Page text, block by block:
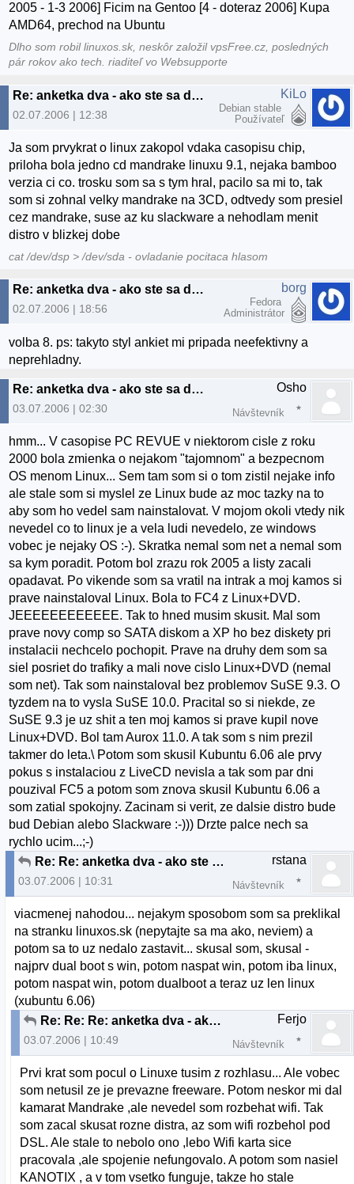
2005 - 1-3 2006] Ficim na Gentoo [4 - doteraz 2006] Kupa
AMD64, prechod na Ubuntu
Dlho som robil linuxos.sk, neskôr založil vpsFree.cz, posledných
pár rokov ako tech. riaditeľ vo Websupporte
Re: anketka dva - ako ste sa dostali k linuxu? :)
02.07.2006 | 12:38
KiLo
Debian stable
Používateľ
Ja som prvykrat o linux zakopol vdaka casopisu chip,
priloha bola jedno cd mandrake linuxu 9.1, nejaka bamboo
verzia ci co. trosku som sa s tym hral, pacilo sa mi to, tak
som si zohnal velky mandrake na 3CD, odtvedy som presiel
cez mandrake, suse az ku slackware a nehodlam menit
distro v blizkej dobe
cat /dev/dsp > /dev/sda - ovladanie pocitaca hlasom
Re: anketka dva - ako ste sa dostali k linuxu? :)
02.07.2006 | 18:56
borg
Fedora
Administrátor
volba 8. ps: takyto styl ankiet mi pripada neefektivny a
neprehladny.
Re: anketka dva - ako ste sa dostali k linuxu? :)
03.07.2006 | 02:30
Osho
Návštevník
hmm... V casopise PC REVUE v niektorom cisle z roku
2000 bola zmienka o nejakom "tajomnom" a bezpecnom
OS menom Linux... Sem tam som si o tom zistil nejake info
ale stale som si myslel ze Linux bude az moc tazky na to
aby som ho vedel sam nainstalovat. V mojom okoli vtedy nik
nevedel co to linux je a vela ludi nevedelo, ze windows
vobec je nejaky OS :-). Skratka nemal som net a nemal som
sa kym poradit. Potom bol zrazu rok 2005 a listy zacali
opadavat. Po vikende som sa vratil na intrak a moj kamos si
prave nainstaloval Linux. Bola to FC4 z Linux+DVD.
JEEEEEEEEEEEE. Tak to hned musim skusit. Mal som
prave novy comp so SATA diskom a XP ho bez diskety pri
instalacii nechcelo pochopit. Prave na druhy dem som sa
siel posriet do trafiky a mali nove cislo Linux+DVD (nemal
som net). Tak som nainstaloval bez problemov SuSE 9.3. O
tyzdem na to vysla SuSE 10.0. Pracital so si niekde, ze
SuSE 9.3 je uz shit a ten moj kamos si prave kupil nove
Linux+DVD. Bol tam Aurox 11.0. A tak som s nim prezil
takmer do leta.\ Potom som skusil Kubuntu 6.06 ale prvy
pokus s instalaciou z LiveCD nevisla a tak som par dni
pouzival FC5 a potom som znova skusil Kubuntu 6.06 a
som zatial spokojny. Zacinam si verit, ze dalsie distro bude
bud Debian alebo Slackware :-))) Drzte palce nech sa
rychlo ucim...;-)
Re: Re: anketka dva - ako ste sa dostali k linuxu?
03.07.2006 | 10:31
rstana
Návštevník
viacmenej nahodou... nejakym sposobom som sa preklikal
na stranku linuxos.sk (nepytajte sa ma ako, neviem) a
potom sa to uz nedalo zastavit... skusal som, skusal -
najprv dual boot s win, potom naspat win, potom iba linux,
potom naspat win, potom dualboot a teraz uz len linux
(xubuntu 6.06)
Re: Re: Re: anketka dva - ako ste sa dostali k lin
03.07.2006 | 10:49
Ferjo
Návštevník
Prvi krat som pocul o Linuxe tusim z rozhlasu... Ale vobec
som netusil ze je prevazne freeware. Potom neskor mi dal
kamarat Mandrake ,ale nevedel som rozbehat wifi. Tak
som zacal skusat rozne distra, az som wifi rozbehol pod
DSL. Ale stale to nebolo ono ,lebo Wifi karta sice
pracovala ,ale spojenie nefungovalo. A potom som nasiel
KANOTIX , a v tom vsetko funguje, takze ho stale